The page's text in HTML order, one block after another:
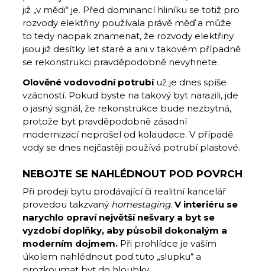
již „v mědi“ je. Před dominancí hliníku se totiž pro
rozvody elektřiny používala právě měď a může
to tedy naopak znamenat, že rozvody elektřiny
jsou již desítky let staré a ani v takovém případně
se rekonstrukci pravděpodobně nevyhnete.
Olověné vodovodní potrubíuž je dnes spíše
vzácností. Pokud byste na takový byt narazili, jde
o jasný signál, že rekonstrukce bude nezbytná,
protože byt pravděpodobně zásadní
modernizací neprošel od kolaudace. V případě
vody se dnes nejčastěji používá potrubí plastové.
NEBOJTE SE NAHLÉDNOUT POD POVRCH
Při prodeji bytu prodávající či realitní kancelář
provedou takzvaný homestaging. V interiéru se
narychlo opraví největší nešvary a byt se
vyzdobí doplňky, aby působil dokonalým a
moderním dojmem. Při prohlídce je vaším
úkolem nahlédnout pod tuto „slupku“ a